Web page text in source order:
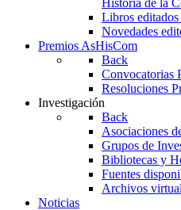
Libros
Novedades
Premios AsHisCom
Back
Convocatorias
Resoluciones
Investigación
Back
Asociaciones
Grupos de
Bibliotecas y
Fuentes
Archivos
Noticias